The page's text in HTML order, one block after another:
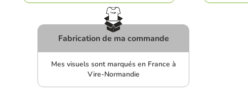
Fabrication de ma commande
Mes visuels sont marqués en France à
Vire-Normandie